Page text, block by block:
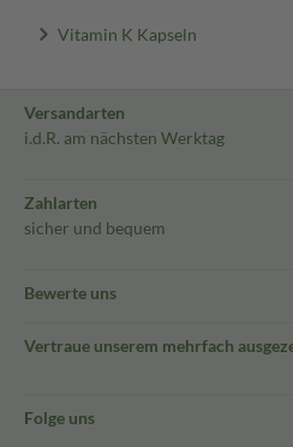
Vitamin K Kapseln
Versandarten
i.d.R. am nächsten Werktag
Zahlarten
sicher und bequem
Bewerte uns
Vertraue unserem mehrfach
Folge uns